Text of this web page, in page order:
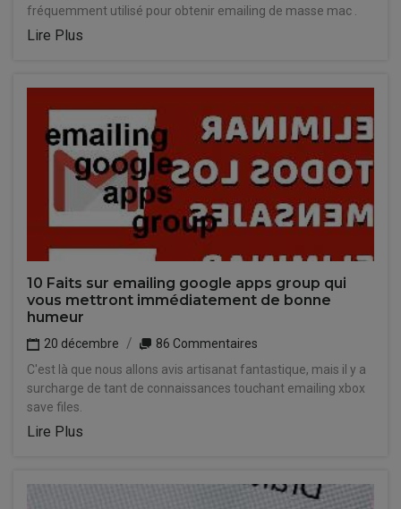
fréquemment utilisé pour obtenir emailing de masse mac .
Lire Plus
10 Faits sur emailing google apps group qui
vous mettront immédiatement de bonne
humeur
20 décembre
86 Commentaires
C'est là que nous allons avis artisanat fantastique, mais il y a
surcharge de tant de connaissances touchant emailing xbox
save files.
Lire Plus